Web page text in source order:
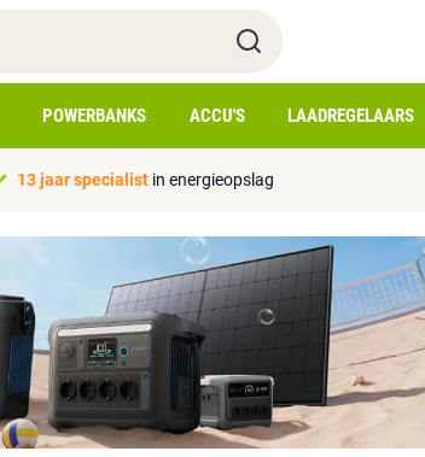
POWERBANKS ACCU'S LAADREGELAARS
13 jaar specialist in energieopslag